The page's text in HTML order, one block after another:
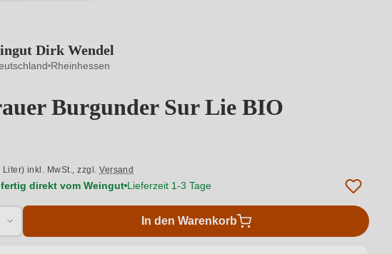
Dirk Wendel
Rheinhessen
Burgunder Sur Lie BIO
Liter) inkl. MwSt.,zzgl.Versand
direkt vom Weingut Lieferzeit 1-3 Tage
In den Warenkorb
Anlass, Weinnamen,